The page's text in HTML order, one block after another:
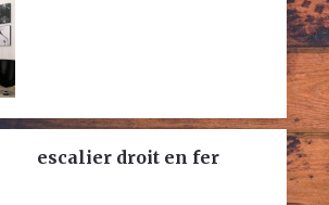
escalier droit en fer